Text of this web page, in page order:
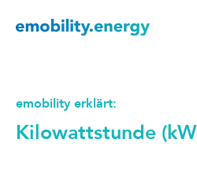
emobility erklärt:
Kilowattstunde